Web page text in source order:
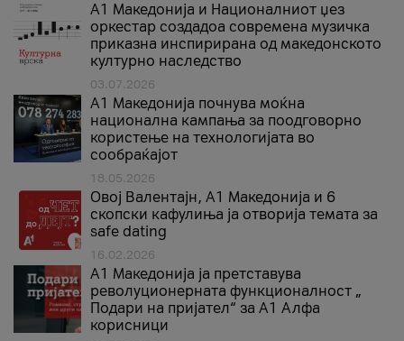
А1 Македонија и Националниот џез
оркестар создадоа современа музичка
приказна инспирирана од македонското
културно наследство
03.07.2026
A1 Македонија почнува моќна
национална кампања за поодговорно
користење на технологијата во
сообраќајот
18.05.2026
Овој Валентајн, A1 Македонија и 6
скопски кафулиња ја отворија темата за
safe dating
16.02.2026
А1 Македонија ја претставува
револуционерната функционалност „
Подари на пријател“ за А1 Алфа
корисници